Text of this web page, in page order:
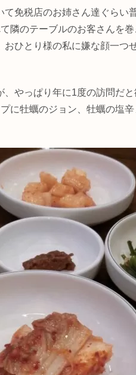
免税店のお姉さん達ぐらい
隣のテーブルのお客さんを
ひとり様の私に嫌な顔一つ
やっぱり年に1度の訪問だ
に牡蠣のジョン、牡蠣の塩